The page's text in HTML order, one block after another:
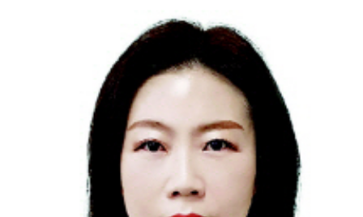
전남 양궁, 회장기 전국대회서 ‘금빛 과녁’